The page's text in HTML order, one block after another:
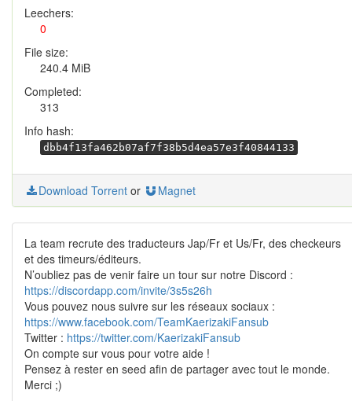
Leechers:
0
File size:
240.4 MiB
Completed:
313
Info hash:
dbb4f13fa462b07af7f38b5d4ea57e3f40844133
Download Torrent or Magnet
La team recrute des traducteurs Jap/Fr et Us/Fr, des checkeurs
et des timeurs/éditeurs.
N’oubliez pas de venir faire un tour sur notre Discord :
https://discordapp.com/invite/3s5s26h
Vous pouvez nous suivre sur les réseaux sociaux :
https://www.facebook.com/TeamKaerizakiFansub
Twitter : https://twitter.com/KaerizakiFansub
On compte sur vous pour votre aide !
Pensez à rester en seed afin de partager avec tout le monde.
Merci ;)